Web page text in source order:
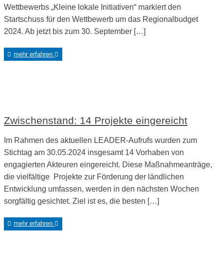
Wettbewerbs „Kleine lokale Initiativen“ markiert den
Startschuss für den Wettbewerb um das Regionalbudget
2024. Ab jetzt bis zum 30. September […]
mehr erfahren
Zwischenstand: 14 Projekte eingereicht
Im Rahmen des aktuellen LEADER-Aufrufs wurden zum
Stichtag am 30.05.2024 insgesamt 14 Vorhaben von
engagierten Akteuren eingereicht. Diese Maßnahmeanträge,
die vielfältige Projekte zur Förderung der ländlichen
Entwicklung umfassen, werden in den nächsten Wochen
sorgfältig gesichtet. Ziel ist es, die besten […]
mehr erfahren